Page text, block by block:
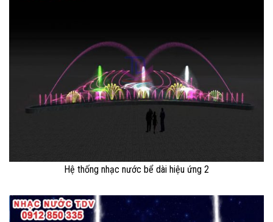
Hệ thống nhạc nước bể dài hiệu ứng 2